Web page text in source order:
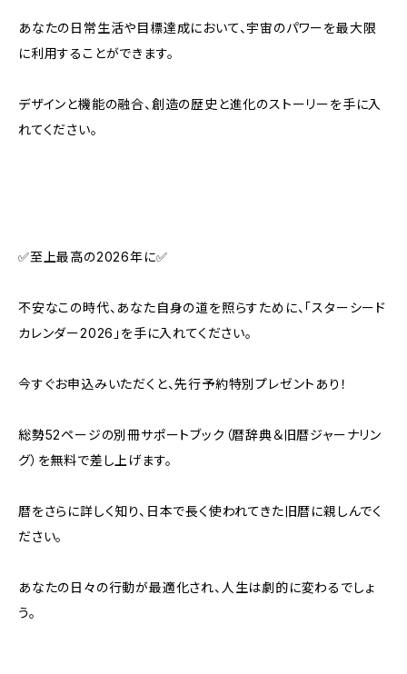
あなたの日常生活や目標達成において、宇宙のパワーを最大限
に利用することができます。
デザインと機能の融合、創造の歴史と進化のストーリーを手に入
れてください。
✅至上最高の2026年に✅
不安なこの時代、あなた自身の道を照らすために、「スターシード
カレンダー2026」を手に入れてください。
今すぐお申込みいただくと、先行予約特別プレゼントあり！
総勢52ページの別冊サポートブック（暦辞典＆旧暦ジャーナリン
グ）を無料で差し上げます。
暦をさらに詳しく知り、日本で長く使われてきた旧暦に親しんでく
ださい。
あなたの日々の行動が最適化され、人生は劇的に変わるでしょ
う。